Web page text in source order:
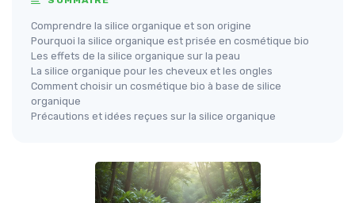
Comprendre la silice organique et son origine
Pourquoi la silice organique est prisée en cosmétique bio
Les effets de la silice organique sur la peau
La silice organique pour les cheveux et les ongles
Comment choisir un cosmétique bio à base de silice
organique
Précautions et idées reçues sur la silice organique